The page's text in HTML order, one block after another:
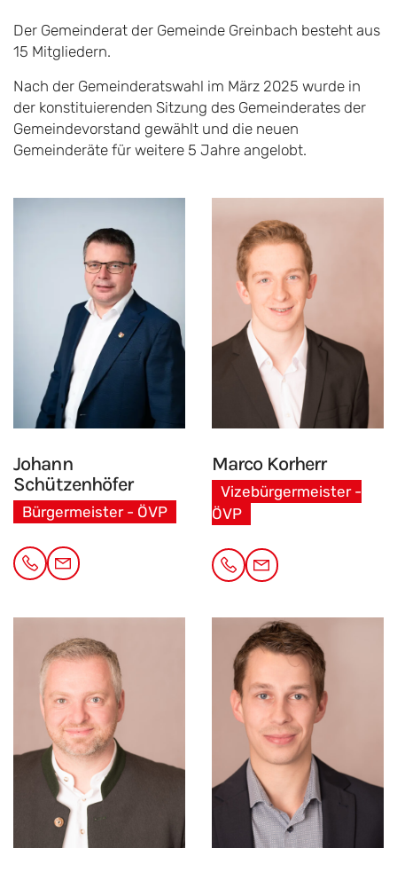
Der Gemeinderat der Gemeinde Greinbach besteht aus
15 Mitgliedern.
Nach der Gemeinderatswahl im März 2025 wurde in
der konstituierenden Sitzung des Gemeinderates der
Gemeindevorstand gewählt und die neuen
Gemeinderäte für weitere 5 Jahre angelobt.
Johann
Schützenhöfer
Bürgermeister - ÖVP
Marco Korherr
Vizebürgermeister -
ÖVP